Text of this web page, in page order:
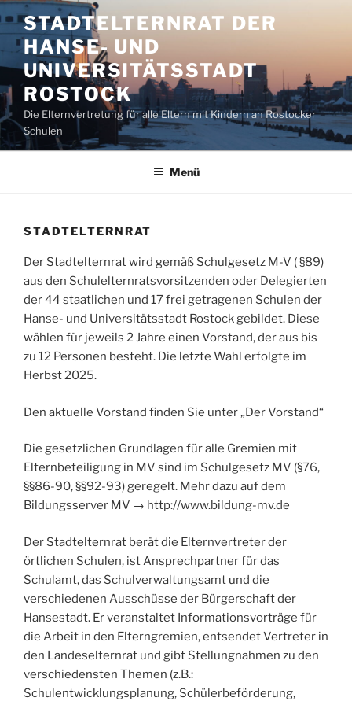
Zum
Inhalt
springen
STADTELTERNRAT DER
HANSE- UND
UNIVERSITÄTSSTADT
ROSTOCK
Die Elternvertretung für alle Eltern mit Kindern an Rostocker
Schulen
Menü
STADTELTERNRAT
Der Stadtelternrat wird gemäß Schulgesetz M-V ( §89)
aus den Schulelternratsvorsitzenden oder Delegierten
der 44 staatlichen und 17 frei getragenen Schulen der
Hanse- und Universitätsstadt Rostock gebildet. Diese
wählen für jeweils 2 Jahre einen Vorstand, der aus bis
zu 12 Personen besteht. Die letzte Wahl erfolgte im
Herbst 2025.
Den aktuelle Vorstand finden Sie unter „Der Vorstand“
Die gesetzlichen Grundlagen für alle Gremien mit
Elternbeteiligung in MV sind im Schulgesetz MV (§76,
§§86-90, §§92-93) geregelt. Mehr dazu auf dem
Bildungsserver MV → http://www.bildung-mv.de
Der Stadtelternrat berät die Elternvertreter der
örtlichen Schulen, ist Ansprechpartner für das
Schulamt, das Schulverwaltungsamt und die
verschiedenen Ausschüsse der Bürgerschaft der
Hansestadt. Er veranstaltet Informationsvorträge für
die Arbeit in den Elterngremien, entsendet Vertreter in
den Landeselternrat und gibt Stellungnahmen zu den
verschiedensten Themen (z.B.:
Schulentwicklungsplanung, Schülerbeförderung,